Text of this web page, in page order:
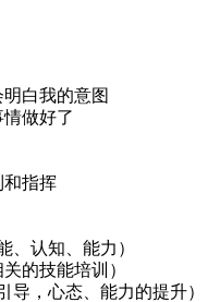
白我的意图
做好了
指挥
认知、能力）
技能培训）
，心态、能力的提升）